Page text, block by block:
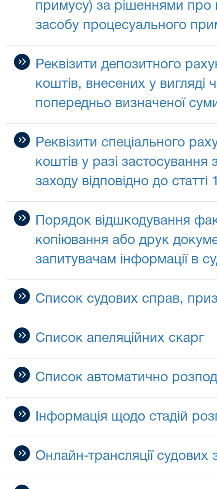
примусу) за рішеннями
засобу процесуального
Реквізити депозитного
коштів, внесених у вигляді
попередньо визначеної
Реквізити спеціального
коштів у разі застосування
заходу відповідно до
Порядок відшкодування
копіювання або друк
запитувачам інформації в
Список судових справ,
Список апеляційних скарг
Список автоматично
Інформація щодо стадій
Онлайн-трансляції судових